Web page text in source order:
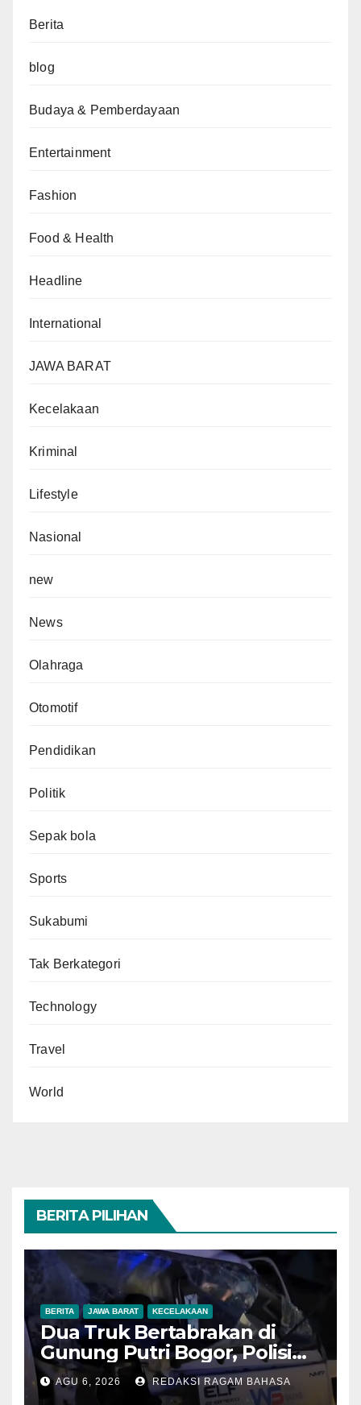
Berita
blog
Budaya & Pemberdayaan
Entertainment
Fashion
Food & Health
Headline
International
JAWA BARAT
Kecelakaan
Kriminal
Lifestyle
Nasional
new
News
Olahraga
Otomotif
Pendidikan
Politik
Sepak bola
Sports
Sukabumi
Tak Berkategori
Technology
Travel
World
BERITA PILIHAN
BERITA JAWA BARAT KECELAKAAN
Dua Truk Bertabrakan di
Gunung Putri Bogor, Polisi
Imbau Pengemudi
Tingkatkan Kewaspadaan
AGU 6, 2026 REDAKSI RAGAM BAHASA